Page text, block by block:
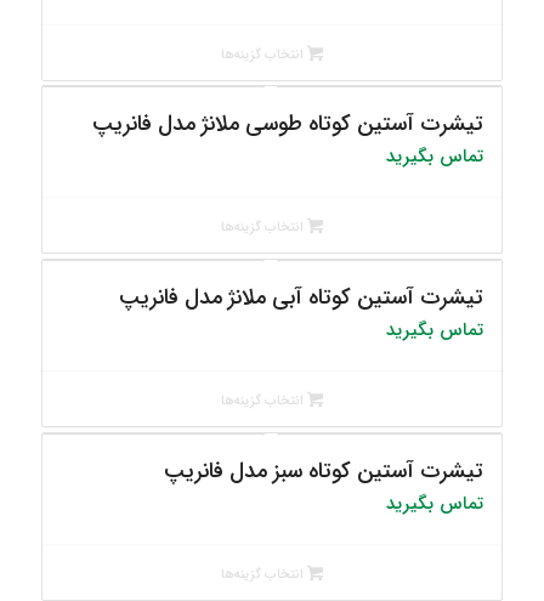
انتخاب گزینه‌ها
تیشرت آستین کوتاه طوسی ملانژ مدل فانریپ
تماس بگیرید
انتخاب گزینه‌ها
تیشرت آستین کوتاه آبی ملانژ مدل فانریپ
تماس بگیرید
انتخاب گزینه‌ها
تیشرت آستین کوتاه سبز مدل فانریپ
تماس بگیرید
انتخاب گزینه‌ها